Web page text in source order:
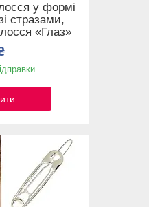
у формі
стразами,
«Глаз»